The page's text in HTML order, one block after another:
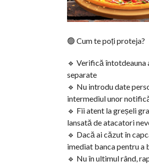
🟢 Cum te poți proteja?
🔹 Verifică
separate
🔹 Nu introdu date
intermediul unor
🔹 Fii atent la greșeli
lansată de atacatori
🔹 Dacă ai căzut în
imediat banca pentru a
🔹 Nu în ultimul rând,